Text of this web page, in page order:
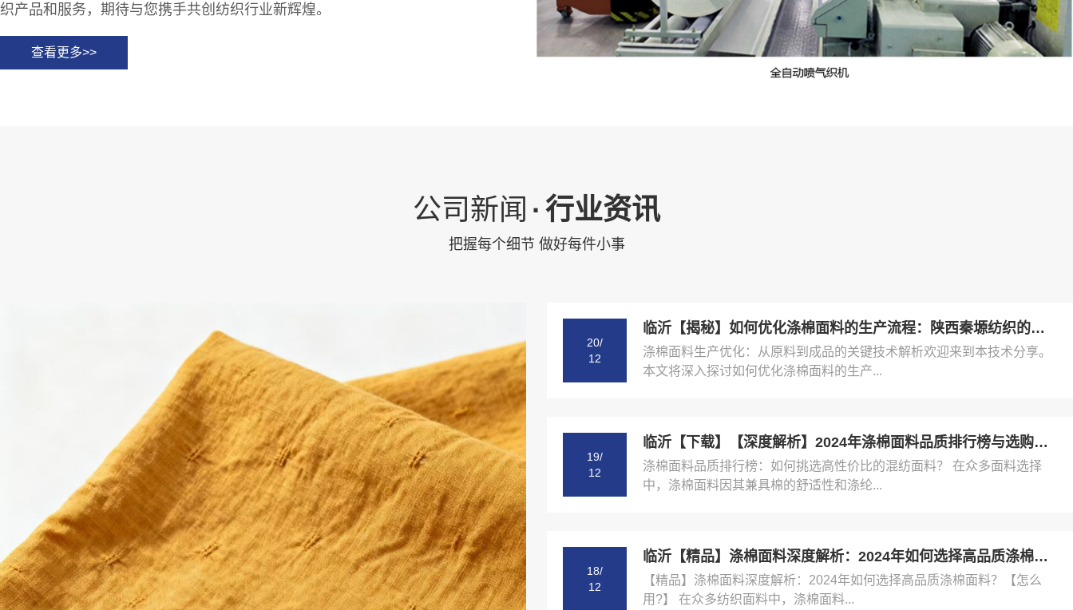
织产品和服务，期待与您携手共创纺织行业新辉煌。
查看更多>>
公司新闻 · 行业资讯
把握每个细节 做好每件小事
20/
12
临沂【揭秘】如何优化涤棉面料的生产流程：陕西秦塬纺织的实践指南【怎么样?】
涤棉面料生产优化：从原料到成品的关键技术解析欢迎来到本技术分享。
本文将深入探讨如何优化涤棉面料的生产...
19/
12
临沂【下载】【深度解析】2024年涤棉面料品质排行榜与选购指南【什么意思?】
涤棉面料品质排行榜：如何挑选高性价比的混纺面料？ 在众多面料选择
中，涤棉面料因其兼具棉的舒适性和涤纶...
18/
12
临沂【精品】涤棉面料深度解析：2024年如何选择高品质涤棉面料？【怎么用?】
【精品】涤棉面料深度解析：2024年如何选择高品质涤棉面料？【怎么
用?】 在众多纺织面料中，涤棉面料...